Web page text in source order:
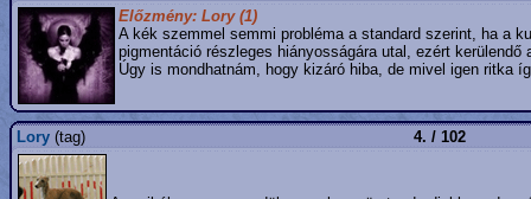
Előzmény: Lory (1)
A kék szemmel semmi probléma a standard szerint, ha a
pigmentáció részleges hiányosságára utal, ezért kerülendő
Úgy is mondhatnám, hogy kizáró hiba, de mivel igen ritka
Lory (tag) 4. / 102